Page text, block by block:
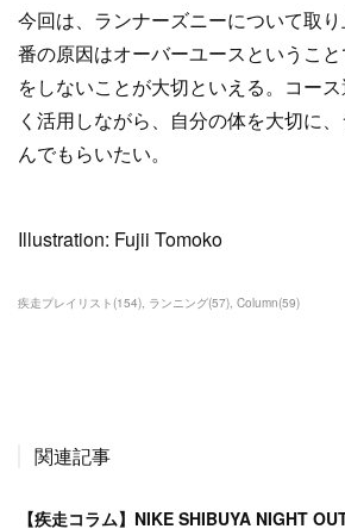
今回は、ランナーズニーについて取
番の原因はオーバーユースというこ
をしないことが大切といえる。コー
く活用しながら、自分の体を大切に
んでもらいたい。
Illustration: Fujii Tomoko
疾走プレイリスト(154) ランニング(57) Column(59)
関連記事